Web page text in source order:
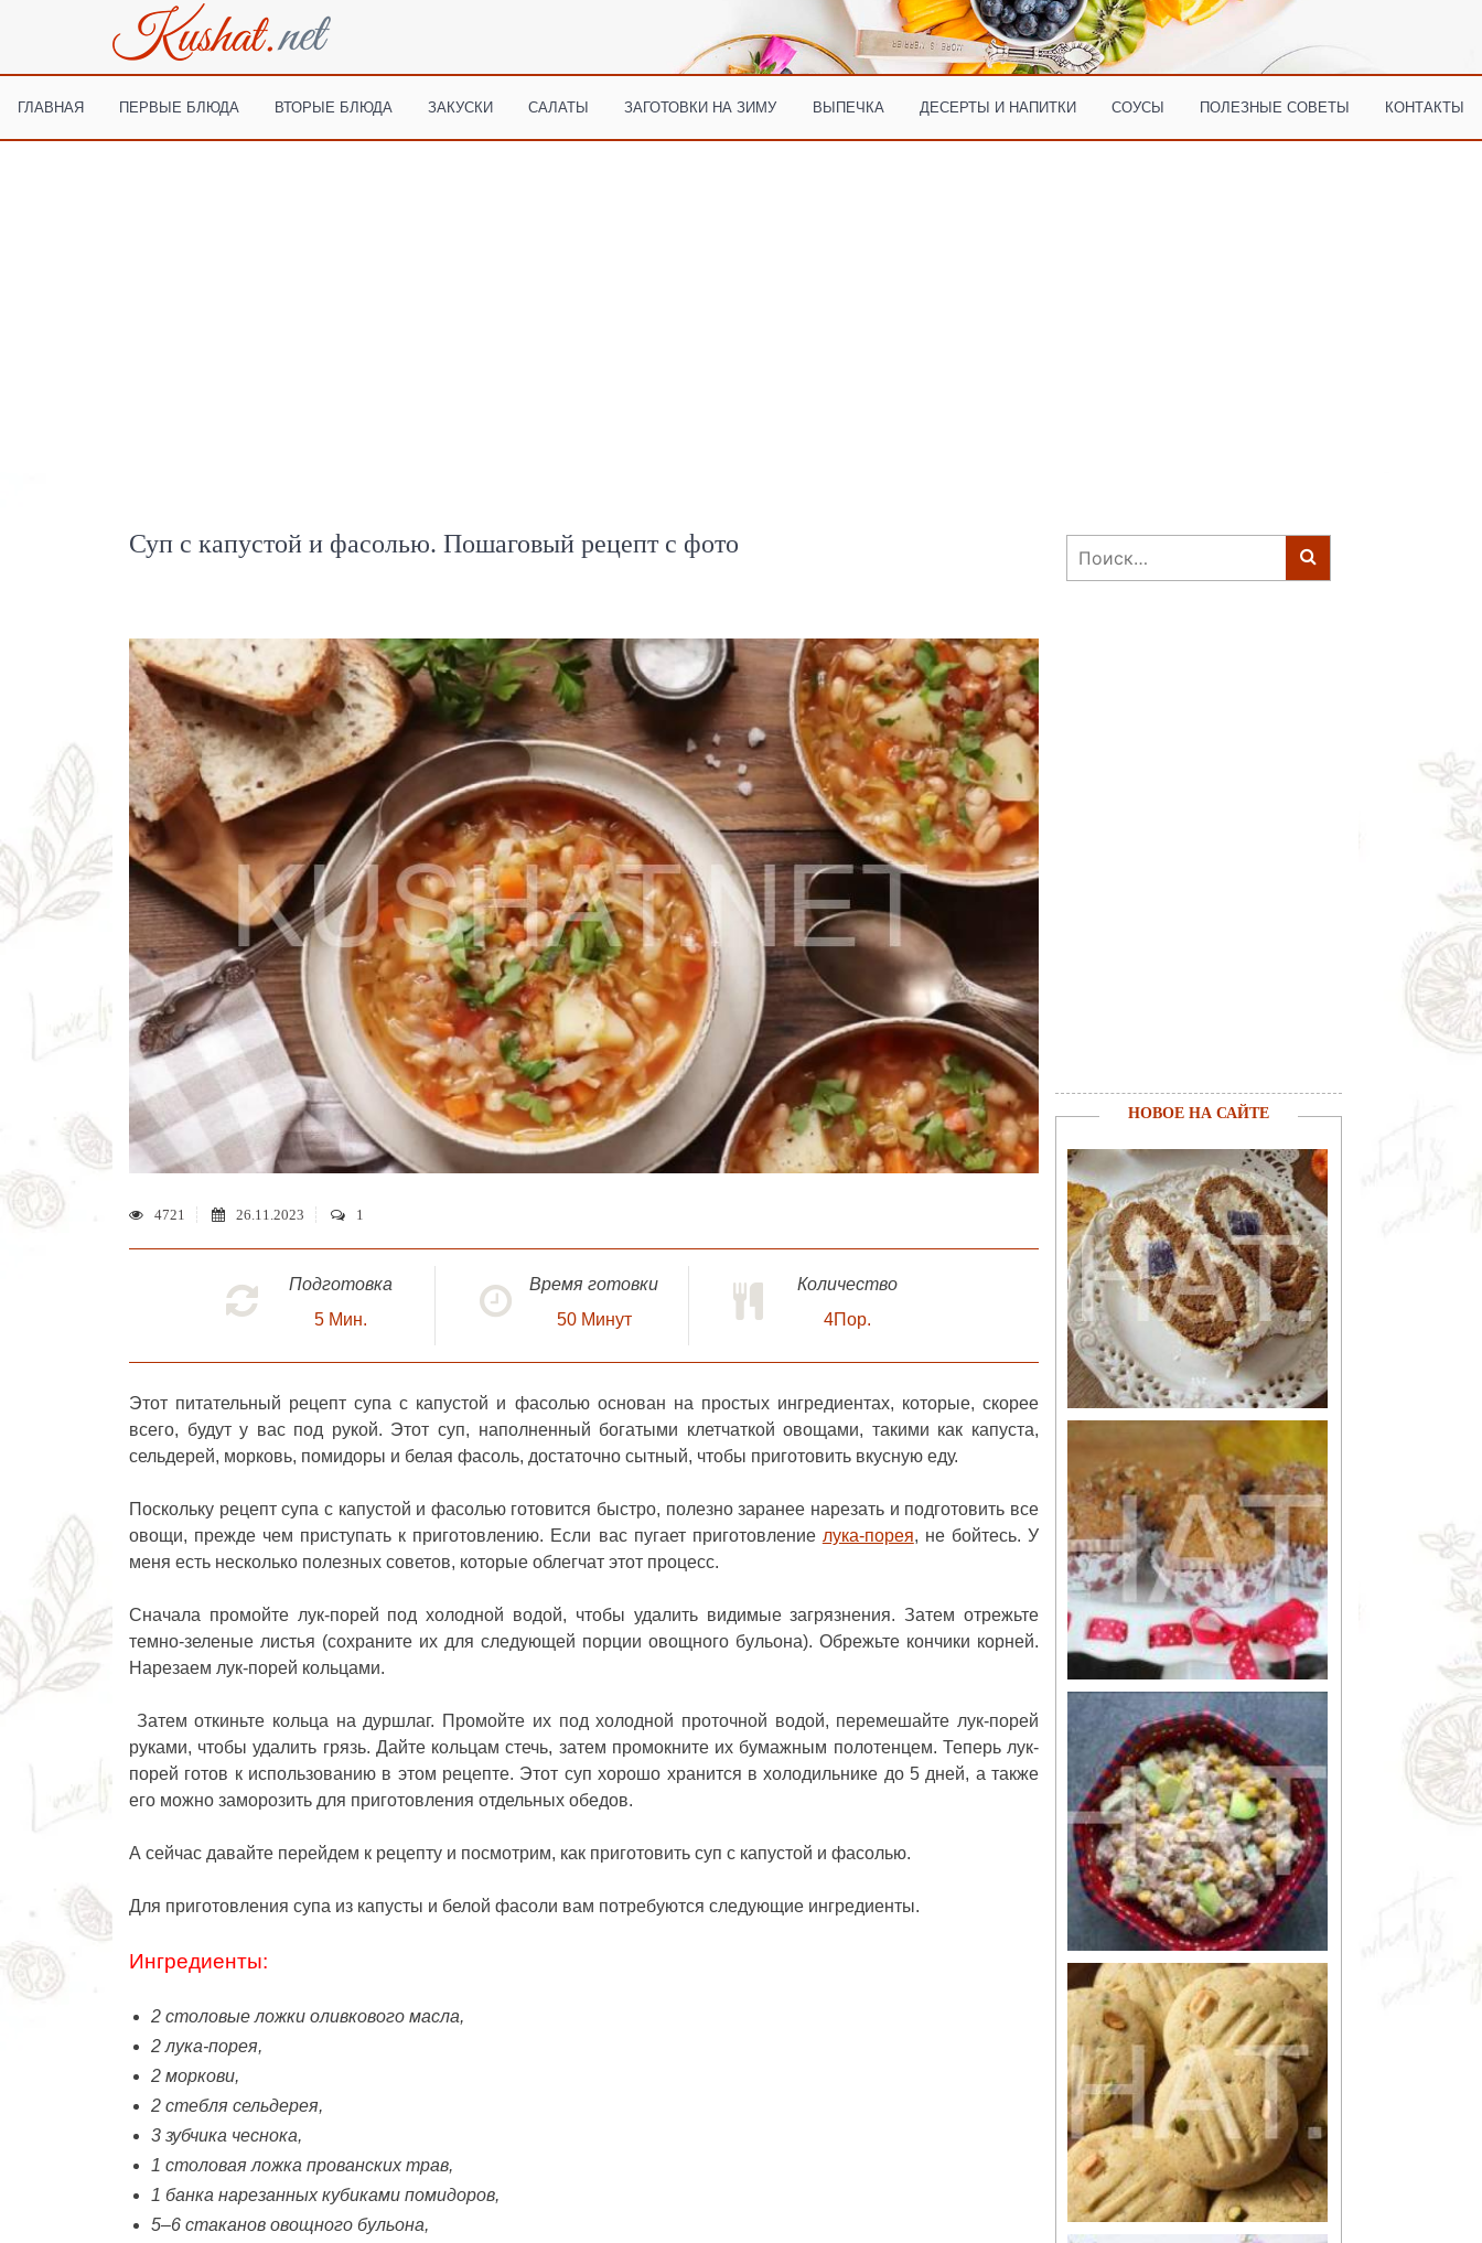
ГЛАВНАЯ ПЕРВЫЕ БЛЮДА ВТОРЫЕ БЛЮДА ЗАКУСКИ САЛАТЫ ЗАГОТОВКИ НА ЗИМУ ВЫПЕЧКА ДЕСЕРТЫ И НАПИТКИ СОУСЫ ПОЛЕЗНЫЕ СОВЕТЫ КОНТАКТЫ
Суп c капустой и фасолью. Пошаговый рецепт с фото
4721 26.11.2023 1
Подготовка
5 Мин.
Время готовки
50 Минут
Количество
4Пор.
Этот питательный рецептсупа с капустой и фасольюоснован на простых ингредиентах, которые, скорее
всего, будут у вас под рукой. Этот суп, наполненный богатыми клетчаткой овощами, такими как капуста,
сельдерей, морковь, помидоры и белая фасоль, достаточно сытный, чтобы приготовить вкусную еду.
Поскольку рецепт супа с капустой и фасолью готовится быстро, полезно заранее нарезать и подготовить все
овощи, прежде чем приступать к приготовлению. Если вас пугает приготовление лука-порея, не бойтесь. У
меня есть несколько полезных советов, которые облегчат этот процесс.
Сначала промойте лук-порей под холодной водой, чтобы удалить видимые загрязнения. Затем отрежьте
темно-зеленые листья (сохраните их для следующей порции овощного бульона). Обрежьте кончики корней.
Нарезаем лук-порей кольцами.
Затем откиньте кольца на дуршлаг. Промойте их под холодной проточной водой, перемешайте лук-порей
руками, чтобы удалить грязь. Дайте кольцам стечь, затем промокните их бумажным полотенцем. Теперь лук-
порей готов к использованию в этом рецепте. Этот суп хорошо хранится в холодильнике до 5 дней, а также
его можно заморозить для приготовления отдельных обедов.
А сейчас давайте перейдем к рецепту и посмотрим, как приготовить суп с капустой и фасолью.
Для приготовления супа из капусты и белой фасоли вам потребуются следующие ингредиенты.
Ингредиенты:
2 столовые ложки оливкового масла,
2 лука-порея,
2 моркови,
2 стебля сельдерея,
3 зубчика чеснока,
1 столовая ложка прованских трав,
1 банка нарезанных кубиками помидоров,
5–6 стаканов овощного бульона,
Найти:
НОВОЕ НА САЙТЕ